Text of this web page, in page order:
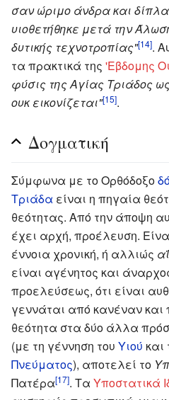
σαν ώριμο άνδρα και
υιοθετήθηκε μετά την
δυτικής τεχνοτροπίας"[14].
τα πρακτικά της 'Εβδομης
φύσις της Αγίας Τριάδος
ουκ εικονίζεται"[15].
Δογματική
Σύμφωνα με το Ορθόδοξο
Τριάδα είναι η πηγαία
θεότητας. Από την άποψη
έχει αρχή, προέλευση.
έννοια χρονική, ή αλλιώς
είναι αγένητος και
προελεύσεως, ότι είναι
γεννάται από κανέναν και
θεότητα στα δύο άλλα
(με τη γέννηση του Υιού και
Πνεύματος), αποτελεί το
Πατέρα[17]. Τα Υποστατικά